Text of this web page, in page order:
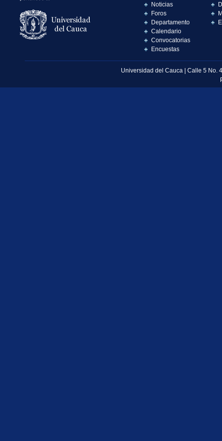
Noticias
Foros
Departamento
Calendario
Convocatorias
Encuestas
Universidad del Cauca | Calle 5 No.